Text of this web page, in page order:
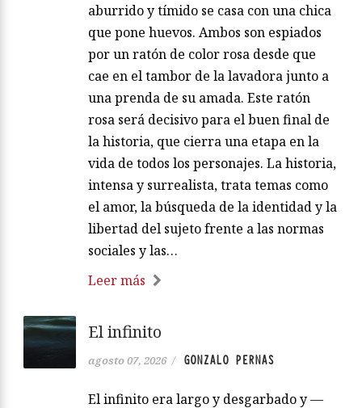
aburrido y tímido se casa con una chica
que pone huevos. Ambos son espiados
por un ratón de color rosa desde que
cae en el tambor de la lavadora junto a
una prenda de su amada. Este ratón
rosa será decisivo para el buen final de
la historia, que cierra una etapa en la
vida de todos los personajes. La historia,
intensa y surrealista, trata temas como
el amor, la búsqueda de la identidad y la
libertad del sujeto frente a las normas
sociales y las…
Leer más
El infinito
agosto 07, 2026 / GONZALO PERNAS
El infinito era largo y desgarbado y —